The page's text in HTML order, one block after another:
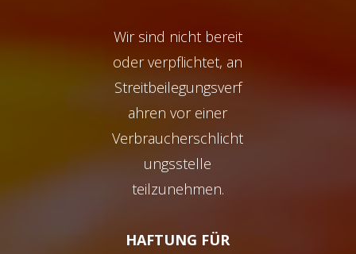
Wir sind nicht bereit
oder verpflichtet, an
Streitbeilegungsverf
ahren vor einer
Verbraucherschlicht
ungsstelle
teilzunehmen.
HAFTUNG FÜR